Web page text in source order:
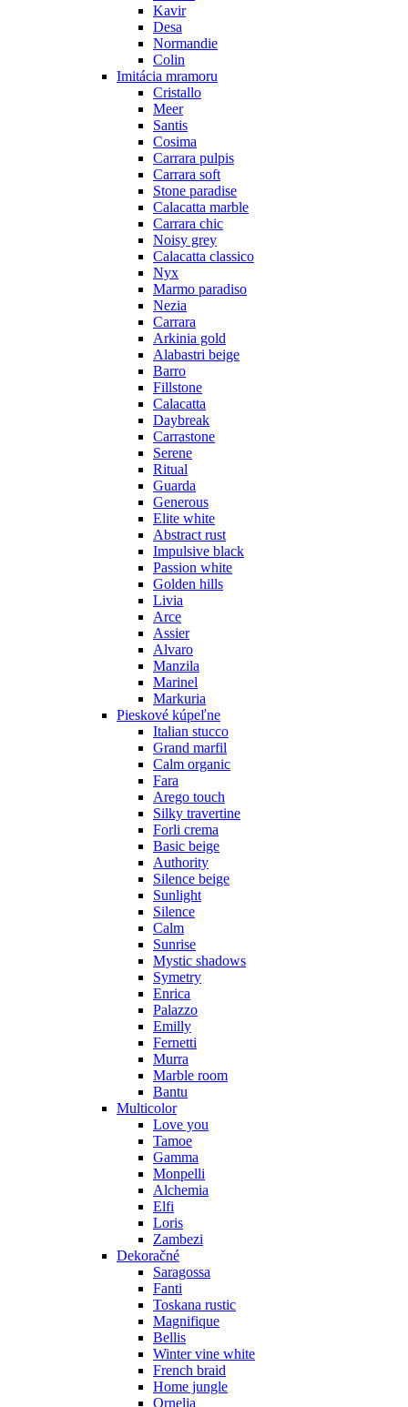
Kavir
Desa
Normandie
Colin
Imitácia mramoru
Cristallo
Meer
Santis
Cosima
Carrara pulpis
Carrara soft
Stone paradise
Calacatta marble
Carrara chic
Noisy grey
Calacatta classico
Nyx
Marmo paradiso
Nezia
Carrara
Arkinia gold
Alabastri beige
Barro
Fillstone
Calacatta
Daybreak
Carrastone
Serene
Ritual
Guarda
Generous
Elite white
Abstract rust
Impulsive black
Passion white
Golden hills
Livia
Arce
Assier
Alvaro
Manzila
Marinel
Markuria
Pieskové kúpeľne
Italian stucco
Grand marfil
Calm organic
Fara
Arego touch
Silky travertine
Forli crema
Basic beige
Authority
Silence beige
Sunlight
Silence
Calm
Sunrise
Mystic shadows
Symetry
Enrica
Palazzo
Emilly
Fernetti
Murra
Marble room
Bantu
Multicolor
Love you
Tamoe
Gamma
Monpelli
Alchemia
Elfi
Loris
Zambezi
Dekoračné
Saragossa
Fanti
Toskana rustic
Magnifique
Bellis
Winter vine white
French braid
Home jungle
Ornelia